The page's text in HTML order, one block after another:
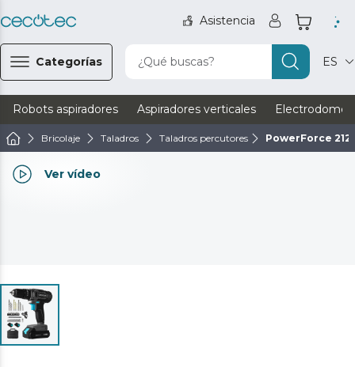
Asistencia
Categorías ¿Qué buscas? ES
Robots aspiradores Aspiradores verticales
Bricolaje Taladros Taladros percutores PowerForce
Ver vídeo